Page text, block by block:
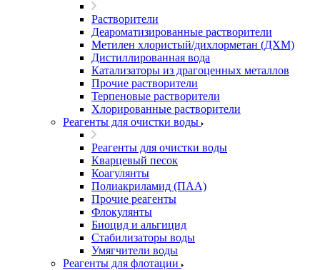
Растворители
Деароматизированные растворители
Метилен хлористый/дихлорметан (ДХМ)
Дистиллированная вода
Катализаторы из драгоценных металлов
Прочие растворители
Терпеновые растворители
Хлорированные растворители
Реагенты для очистки воды
Реагенты для очистки воды
Кварцевый песок
Коагулянты
Полиакриламид (ПАА)
Прочие реагенты
Флокулянты
Биоцид и альгицид
Стабилизаторы воды
Умягчители воды
Реагенты для флотации